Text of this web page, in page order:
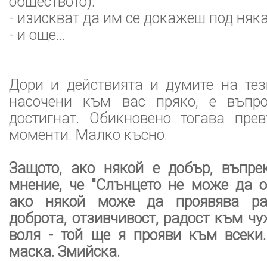
- изискват да им се докажеш под
- и още...
Дори и действията и думите на
насочени към вас пряко, е
достигнат. Обикновено тогава
моменти. Малко късно.
Защото, ако някой е добър,
мнение, че "Слънцето не може да
ако някой може да проявява
доброта, отзивчивост, радост към
воля - той ще я прояви към
маска. Змийска.